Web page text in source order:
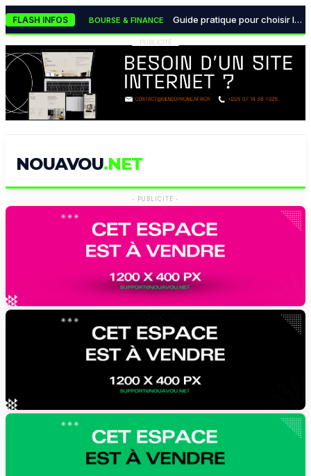
FLASH INFOS
TECH & INNOVATION Le classement des meilleures agences de référencement naturel (SEO) à Abidjan en 2026
BOURSE & FINANCE Guide pratique pour choisir le partenaire bancaire idéal de son entreprise en Côte d'Ivoire
BOURSE & FINANCE Les monnaies numériques des banques centrales transforment radicalement le système financier mondial
POLITIQUE & INSTITUTIONS La lutte mondiale contre la désinformation devient une urgence absolue pour les démocraties
TECH & INNOVATION Pourquoi la data visualisation est devenue indispensable pour les décideurs modernes
PUBLICITÉ
NOUAVOU.NET
- PUBLICITÉ -